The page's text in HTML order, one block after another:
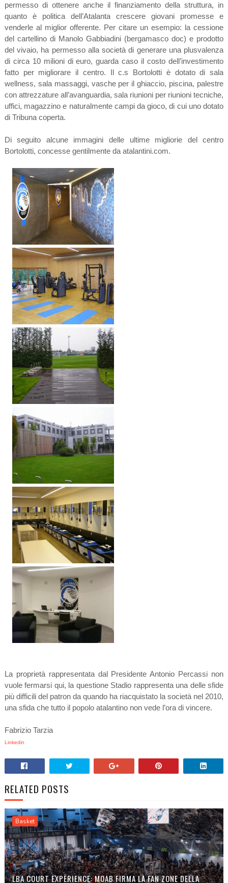
permesso di ottenere anche il finanziamento della struttura, in
quanto è politica dell’Atalanta crescere giovani promesse e
venderle al miglior offerente. Per citare un esempio: la cessione
del cartellino di Manolo Gabbiadini (bergamasco doc) e prodotto
del vivaio, ha permesso alla società di generare una plusvalenza
di circa 10 milioni di euro, guarda caso il costo dell’investimento
fatto per migliorare il centro. Il c.s Bortolotti è dotato di sala
wellness, sala massaggi, vasche per il ghiaccio, piscina, palestre
con attrezzature all’avanguardia, sala riunioni per riunioni tecniche,
uffici, magazzino e naturalmente campi da gioco, di cui uno dotato
di Tribuna coperta.
Di seguito alcune immagini delle ultime migliorie del centro
Bortolotti, concesse gentilmente da atalantini.com.
La proprietà rappresentata dal Presidente Antonio Percassi non
vuole fermarsi qui, la questione Stadio rappresenta una delle sfide
più difficili del patron da quando ha riacquistato la società nel 2010,
una sfida che tutto il popolo atalantino non vede l’ora di vincere.
Fabrizio Tarzia
Linkedin
RELATED POSTS
Basket
LBA COURT EXPERIENCE: MOAB FIRMA LA FAN ZONE DELLA